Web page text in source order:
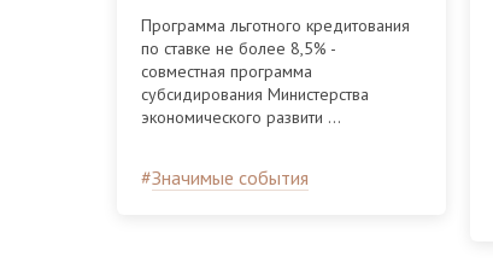
Программа льготного кредитования
по ставке не более 8,5% -
совместная программа
субсидирования Министерства
экономического развити ...
#Значимые события